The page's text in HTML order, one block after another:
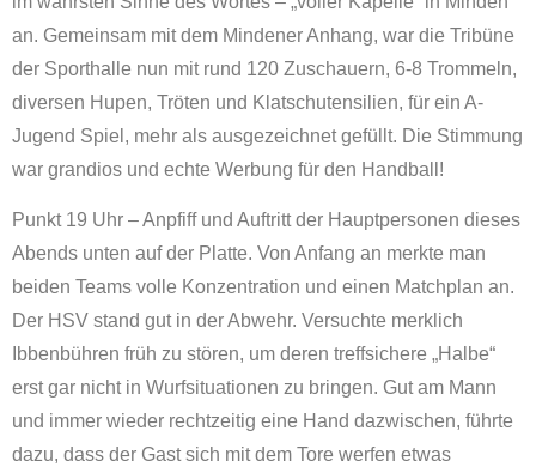
an. Gemeinsam mit dem Mindener Anhang, war die Tribüne
der Sporthalle nun mit rund 120 Zuschauern, 6-8 Trommeln,
diversen Hupen, Tröten und Klatschutensilien, für ein A-
Jugend Spiel, mehr als ausgezeichnet gefüllt. Die Stimmung
war grandios und echte Werbung für den Handball!
Punkt 19 Uhr – Anpfiff und Auftritt der Hauptpersonen dieses
Abends unten auf der Platte. Von Anfang an merkte man
beiden Teams volle Konzentration und einen Matchplan an.
Der HSV stand gut in der Abwehr. Versuchte merklich
Ibbenbühren früh zu stören, um deren treffsichere „Halbe“
erst gar nicht in Wurfsituationen zu bringen. Gut am Mann
und immer wieder rechtzeitig eine Hand dazwischen, führte
dazu, dass der Gast sich mit dem Tore werfen etwas